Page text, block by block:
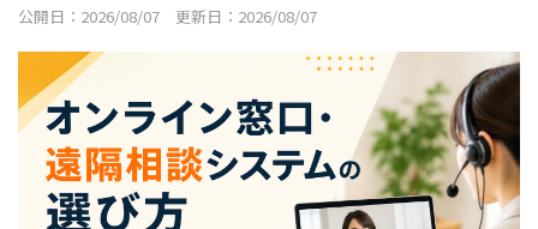
公開日：2026/08/07 更新日：2026/08/07